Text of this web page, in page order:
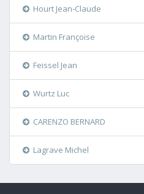
Hourt Jean-Claude
Martin Françoise
Feissel Jean
Wurtz Luc
CARENZO BERNARD
Lagrave Michel